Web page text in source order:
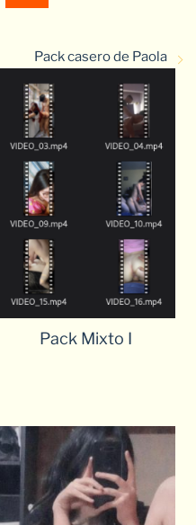
Pack casero de Paola
Pack Mixto I